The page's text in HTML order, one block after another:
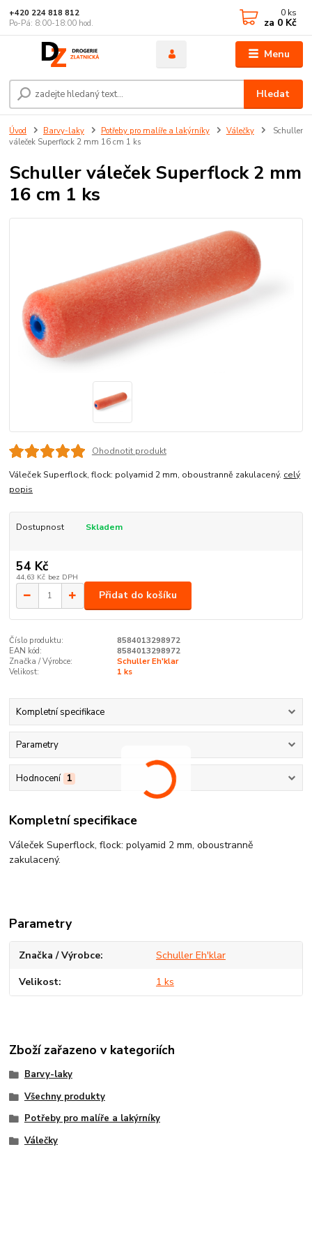
Menu
Hledat
+420 224 818 812
Po-Pá: 8:00-18:00 hod.
0 ks
za 0 Kč
Úvod Barvy-laky Potřeby pro malíře a lakýrníky Válečky
Schuller
váleček Superflock 2 mm 16 cm 1 ks
Schuller váleček Superflock 2 mm
16 cm 1 ks
Ohodnotit produkt
Váleček Superflock, flock: polyamid 2 mm, oboustranně zakulacený. celý
popis
Dostupnost Skladem
54 Kč
44,63 Kč bez DPH
Přidat do košíku
Číslo produktu:
8584013298972
EAN kód:
8584013298972
Značka / Výrobce:
Schuller Eh'klar
Velikost:
1 ks
Kompletní specifikace
Parametry
Hodnocení 1
Kompletní specifikace
Váleček Superflock, flock: polyamid 2 mm, oboustranně
zakulacený.
Parametry
Značka / Výrobce Schuller Eh'klar
Velikost 1 ks
Zboží zařazeno v kategoriích
Barvy-laky
Všechny produkty
Potřeby pro malíře a lakýrníky
Válečky